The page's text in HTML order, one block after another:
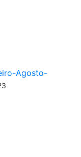
Agosto-